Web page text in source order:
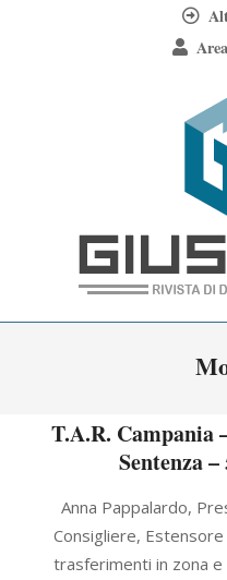
Giustamm
T.A.R. Campania
Sentenza
08-
05
Anna Pappalardo,
Consigliere,
trasferimenti in zona